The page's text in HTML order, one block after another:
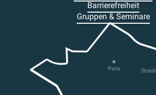
Barrierefreiheit
Gruppen & Seminare